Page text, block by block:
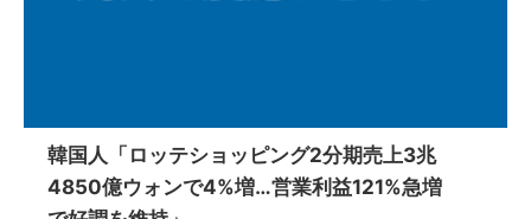
韓国人「ロッテショッピング2分期売上3兆
4850億ウォンで4%増…営業利益121%急増